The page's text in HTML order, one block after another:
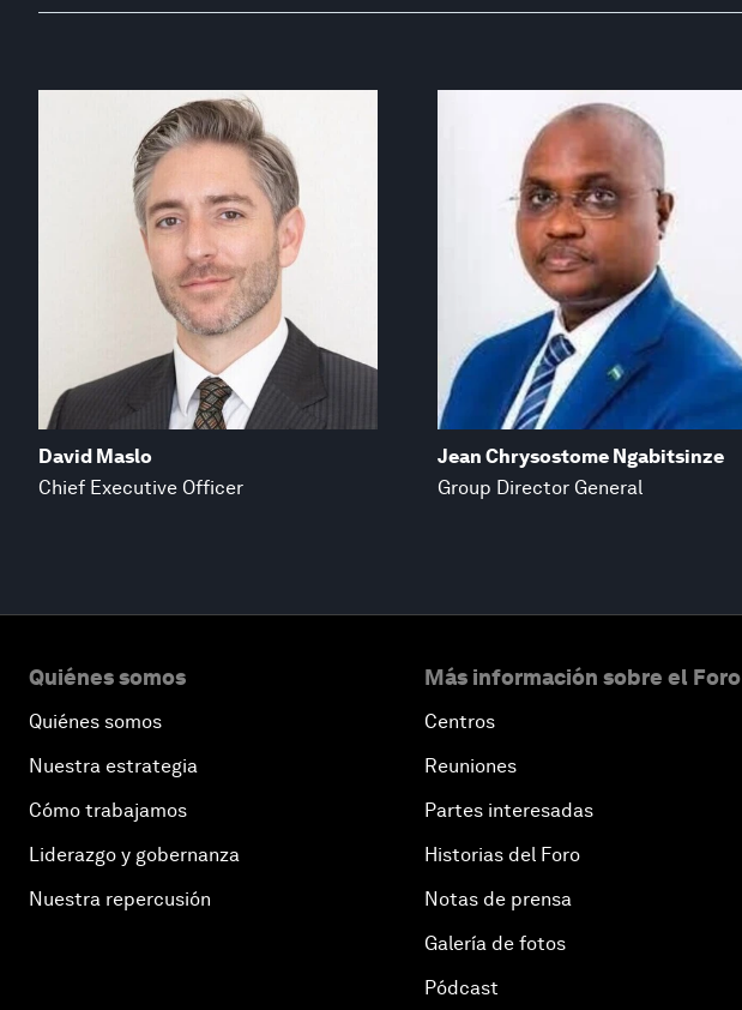
David Maslo
Chief Executive Officer
Jean Chrysostome Ngabitsinze
Group Director General
Quiénes somos
Quiénes somos
Nuestra estrategia
Cómo trabajamos
Liderazgo y gobernanza
Nuestra repercusión
Más información sobre el Foro
Centros
Reuniones
Partes interesadas
Historias del Foro
Notas de prensa
Galería de fotos
Pódcast